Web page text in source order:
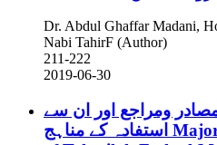
Dr. Abdul Ghaffar Madani,
Nabi TahirF (Author)
211-222
2019-06-30
ومراجع اور ان سے